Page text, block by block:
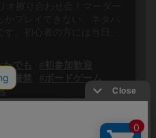
オ擦り合わせ会！マーダー
かプレイできない、ネタバ
す。初心者の方には当日、
でも
#初参加歓迎
ル厳禁
#ボードゲーム
閉じる